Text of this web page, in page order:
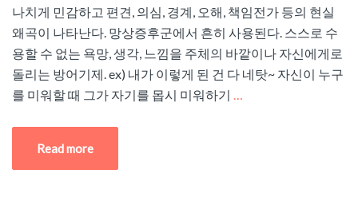
나치게 민감하고 편견, 의심, 경계, 오해, 책임전가 등의 현실
왜곡이 나타난다. 망상증후군에서 흔히 사용된다. 스스로 수
용할 수 없는 욕망, 생각, 느낌을 주체의 바깥이나 자신에게로
돌리는 방어기제. ex) 내가 이렇게 된 건 다 네탓~ 자신이 누구
를 미워할 때 그가 자기를 몹시 미워하기 …
Read more